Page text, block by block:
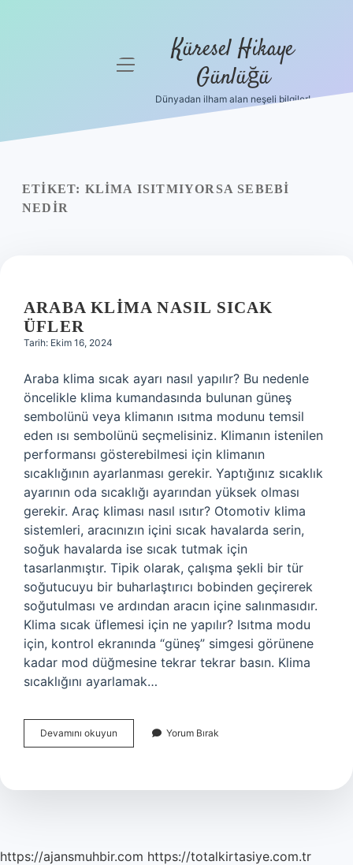
Yasal Uyarı
menüyü
Küresel Hikaye
Günlüğü
Dünyadan ilham alan neşeli bilgiler!
ETIKET: KLIMA ISITMIYORSA SEBEBI
NEDIR
ARABA KLIMA NASIL SICAK
ÜFLER
Tarih: Ekim 16, 2024
Araba klima sıcak ayarı nasıl yapılır? Bu nedenle
öncelikle klima kumandasında bulunan güneş
sembolünü veya klimanın ısıtma modunu temsil
eden ısı sembolünü seçmelisiniz. Klimanın istenilen
performansı gösterebilmesi için klimanın
sıcaklığının ayarlanması gerekir. Yaptığınız sıcaklık
ayarının oda sıcaklığı ayarından yüksek olması
gerekir. Araç kliması nasıl ısıtır? Otomotiv klima
sistemleri, aracınızın içini sıcak havalarda serin,
soğuk havalarda ise sıcak tutmak için
tasarlanmıştır. Tipik olarak, çalışma şekli bir tür
soğutucuyu bir buharlaştırıcı bobinden geçirerek
soğutulması ve ardından aracın içine salınmasıdır.
Klima sıcak üflemesi için ne yapılır? Isıtma modu
için, kontrol ekranında “güneş” simgesi görünene
kadar mod düğmesine tekrar tekrar basın. Klima
sıcaklığını ayarlamak…
Devamını okuyun
Klima
Üfler
Yorum Bırak
https://ajansmuhbir.com https://totalkirtasiye.com.tr